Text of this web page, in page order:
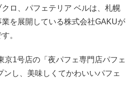
ロ、パフェテリア ベルは、札幌
を展開している株式会社GAKUが
。
京1号店の「夜パフェ専門店パフェ
ンし、美味しくてかわいいパフェ